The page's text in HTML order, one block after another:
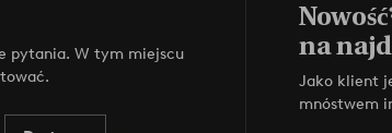
pytania. W tym miejscu
na
Jako klient
mnóstwem